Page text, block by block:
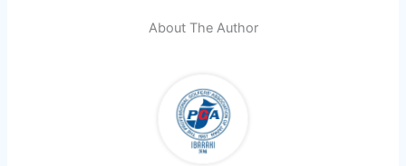
About The Author